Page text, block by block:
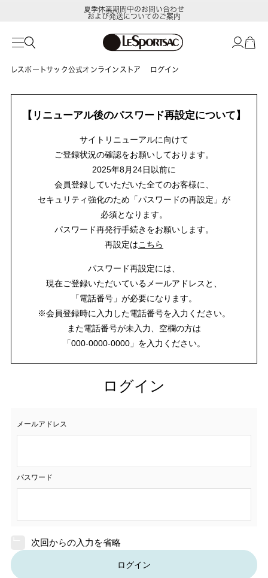
夏季休業期間中のお問い合わせ
および発送についてのご案内
レスポートサック公式オンラインストア ログイン
【リニューアル後のパスワード再設定について】
サイトリニューアルに向けて
ご登録状況の確認をお願いしております。
2025年8月24日以前に
会員登録していただいた全てのお客様に、
セキュリティ強化のため「パスワードの再設定」が
必須となります。
パスワード再発行手続きをお願いします。
再設定はこちら
パスワード再設定には、
現在ご登録いただいているメールアドレスと、
「電話番号」が必要になります。
※会員登録時に入力した電話番号を入力ください。
また電話番号が未入力、空欄の方は
「000-0000-0000」を入力ください。
ログイン
メールアドレス
パスワード
次回からの入力を省略
ログイン